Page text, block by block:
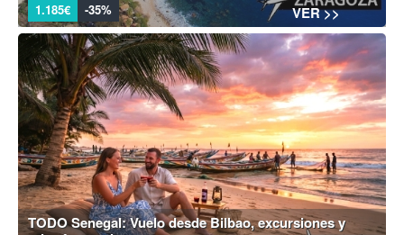
1.185€ -35% VER >>
TODO Senegal: Vuelo desde Bilbao, excursiones y